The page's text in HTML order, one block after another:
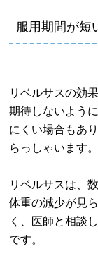
服用期間が短
リベルサスの効
期待しないよう
にくい場合もあ
らっしゃいます。
リベルサスは、
体重の減少が見
く、医師と相談
です。